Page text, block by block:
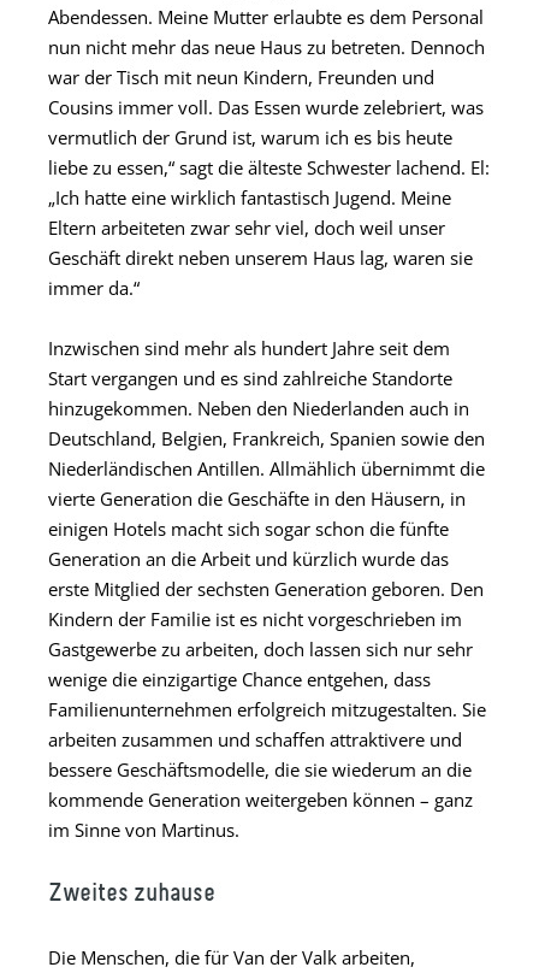
Abendessen. Meine Mutter erlaubte es dem Personal
nun nicht mehr das neue Haus zu betreten. Dennoch
war der Tisch mit neun Kindern, Freunden und
Cousins immer voll. Das Essen wurde zelebriert, was
vermutlich der Grund ist, warum ich es bis heute
liebe zu essen,“ sagt die älteste Schwester lachend. El:
„Ich hatte eine wirklich fantastisch Jugend. Meine
Eltern arbeiteten zwar sehr viel, doch weil unser
Geschäft direkt neben unserem Haus lag, waren sie
immer da.“
Inzwischen sind mehr als hundert Jahre seit dem
Start vergangen und es sind zahlreiche Standorte
hinzugekommen. Neben den Niederlanden auch in
Deutschland, Belgien, Frankreich, Spanien sowie den
Niederländischen Antillen. Allmählich übernimmt die
vierte Generation die Geschäfte in den Häusern, in
einigen Hotels macht sich sogar schon die fünfte
Generation an die Arbeit und kürzlich wurde das
erste Mitglied der sechsten Generation geboren. Den
Kindern der Familie ist es nicht vorgeschrieben im
Gastgewerbe zu arbeiten, doch lassen sich nur sehr
wenige die einzigartige Chance entgehen, dass
Familienunternehmen erfolgreich mitzugestalten. Sie
arbeiten zusammen und schaffen attraktivere und
bessere Geschäftsmodelle, die sie wiederum an die
kommende Generation weitergeben können – ganz
im Sinne von Martinus.
Zweites zuhause
Die Menschen, die für Van der Valk arbeiten,